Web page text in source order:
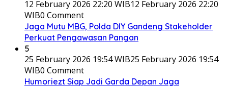
12 February 2026 22:20 WIB12 February 2026 22:20
WIB0 Comment
Jaga Mutu MBG, Polda DIY Gandeng Stakeholder
Perkuat Pengawasan Pangan
5
25 February 2026 19:54 WIB25 February 2026 19:54
WIB0 Comment
Humoriezt Siap Jadi Garda Depan Jaga